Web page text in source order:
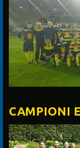
CAMPIONI